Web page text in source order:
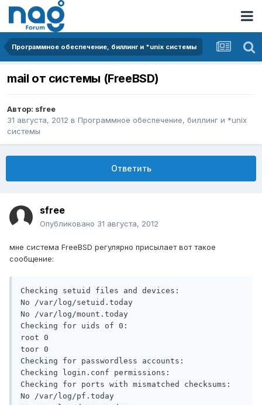
Программное обеспечение, биллинг и *unix системы
mail от системы (FreeBSD)
Автор: sfree
31 августа, 2012 в Программное обеспечение, биллинг и *unix
системы
Ответить
sfree
Опубликовано 31 августа, 2012
мне система FreeBSD регулярно присылает вот такое
сообщение:
Checking setuid files and devices:
No /var/log/setuid.today
No /var/log/mount.today
Checking for uids of 0:
root 0
toor 0
Checking for passwordless accounts:
Checking login.conf permissions:
Checking for ports with mismatched checksums:
No /var/log/pf.today